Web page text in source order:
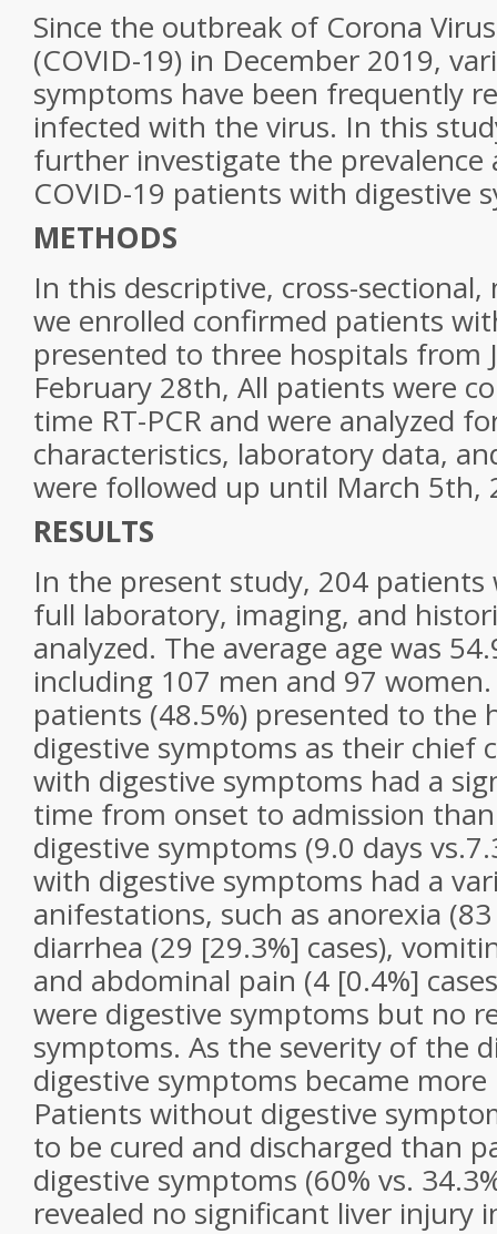
Since the outbreak of Corona
(COVID-19) in December 2019,
symptoms have been frequently
infected with the virus. In this
further investigate the prevalence
COVID-19 patients with digestive
METHODS
In this descriptive, cross-
we enrolled confirmed patients
presented to three hospitals from
February 28th, All patients were
time RT-PCR and were analyzed
characteristics, laboratory data,
were followed up until March 5th,
RESULTS
In the present study, 204 patients
full laboratory, imaging, and
analyzed. The average age was
including 107 men and 97
patients (48.5%) presented to the
digestive symptoms as their chief
with digestive symptoms had a
time from onset to admission
digestive symptoms (9.0 days
with digestive symptoms had a
anifestations, such as anorexia (83
diarrhea (29 [29.3%] cases),
and abdominal pain (4 [0.4%]
were digestive symptoms but no
symptoms. As the severity of the
digestive symptoms became
Patients without digestive
to be cured and discharged than
digestive symptoms (60% vs.
revealed no significant liver injury